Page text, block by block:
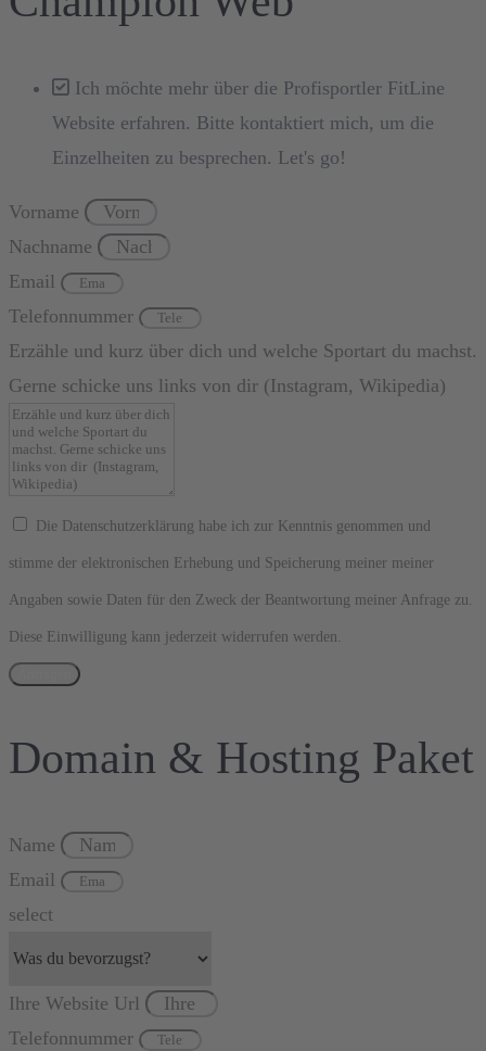
Ich möchte mehr über die Profisportler FitLine
Website erfahren. Bitte kontaktiert mich, um die
Einzelheiten zu besprechen. Let's go!
Vorname
Nachname
Email
Telefonnummer
Erzähle und kurz über dich und welche Sportart du machst.
Gerne schicke uns links von dir (Instagram, Wikipedia)
Die Datenschutzerklärung habe ich zur Kenntnis genommen und
stimme der elektronischen Erhebung und Speicherung meiner meiner
Angaben sowie Daten für den Zweck der Beantwortung meiner Anfrage zu.
Diese Einwilligung kann jederzeit widerrufen werden.
Domain & Hosting Paket
Name
Email
select
Ihre Website Url
Telefonnummer